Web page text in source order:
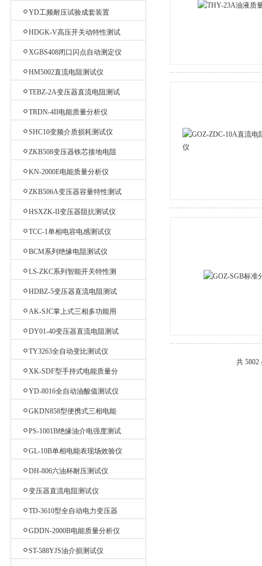
YD工频耐压试验成套装置
HDGK-V高压开关动特性测试
XGBS408闭口闪点自动测定仪
HM5002直流电阻测试仪
TEBZ-2A变压器直流电阻测试
TRDN-4II电能质量分析仪
SHC10变频介质损耗测试仪
ZKB508变压器铁芯接地电阻
KN-2000E电能质量分析仪
ZKB506A变压器容量特性测试
HSXZK-II变压器阻抗测试仪
TCC-1单相电容电感测试仪
BCM系列绝缘电阻测试仪
LS-ZKC系列智能开关特性测
HDBZ-5变压器直流电阻测试
AK-SJC掌上式三相多功能用
DY01-40变压器直流电阻测试
TY3263全自动变比测试仪
XK-SDF型手持式电能质量分
YD-8016全自动油酸值测试仪
GKDN858型便携式三相电能
质量分析仪
PS-1001B绝缘油介电强度测试
GL-10B单相电能表现场效验仪
DH-806六油杯耐压测试仪
变压器直流电阻测试仪
TD-3610型全自动电力变压器
GDDN-2000B电能质量分析仪
ST-588YJS油介损测试仪
共